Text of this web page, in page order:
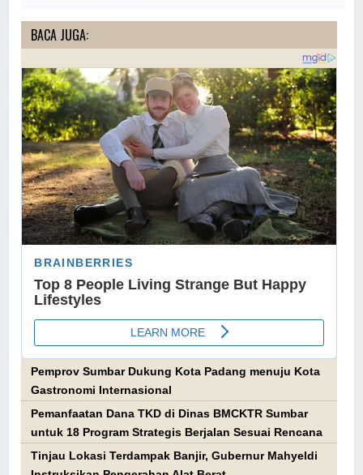
BACA JUGA:
Pemprov Sumbar Dukung Kota Padang menuju Kota
Gastronomi Internasional
Pemanfaatan Dana TKD di Dinas BMCKTR Sumbar
untuk 18 Program Strategis Berjalan Sesuai Rencana
Tinjau Lokasi Terdampak Banjir, Gubernur Mahyeldi